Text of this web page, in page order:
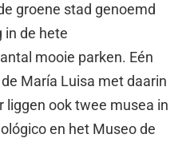
groene stad genoemd
in de hete
mooie parken. Eén
María Luisa met daarin
liggen ook twee musea in
en het Museo de